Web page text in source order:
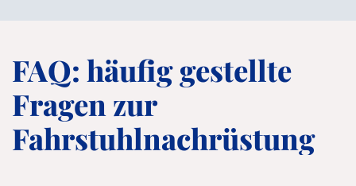
FAQ: häufig gestellte
Fragen zur
Fahrstuhlnachrüstung